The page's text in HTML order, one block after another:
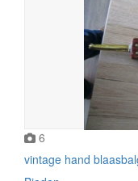
6
vintage hand